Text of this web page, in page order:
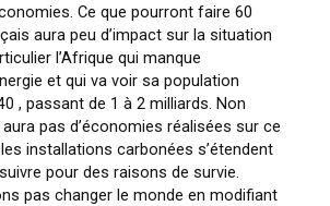
Ce que pourront faire 60
aura peu d’impact sur la situation
l’Afrique qui manque
et qui va voir sa population
, passant de 1 à 2 milliards. Non
aura pas d’économies réalisées sur ce
installations carbonées s’étendent
pour des raisons de survie.
pas changer le monde en modifiant